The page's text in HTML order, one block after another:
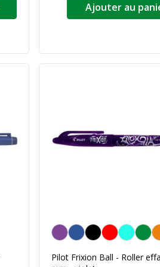
Ajouter au
Violet
Pilot Frixion Ball - Roller